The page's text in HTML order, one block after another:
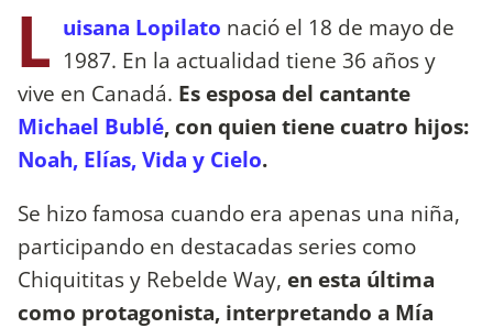
L uisana Lopilato nació el 18 de mayo de
1987. En la actualidad tiene 36 años y
vive en Canadá. Es esposa del cantante
Michael Bublé, con quien tiene cuatro hijos:
Noah, Elías, Vida y Cielo.
Se hizo famosa cuando era apenas una niña,
participando en destacadas series como
Chiquititas y Rebelde Way, en esta última
como protagonista, interpretando a Mía